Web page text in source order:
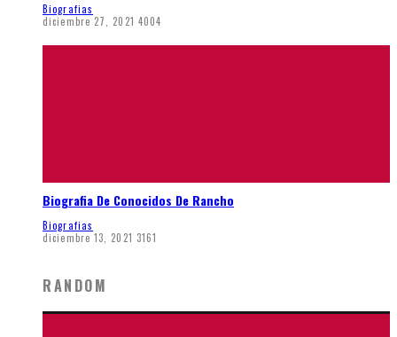
Biografias
diciembre 27, 2021 4004
Biografia De Conocidos De Rancho
Biografias
diciembre 13, 2021 3161
RANDOM